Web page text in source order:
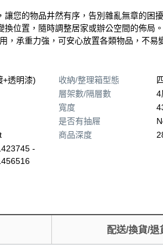
您的物品井然有序，告別雜亂無章的困擾
位置，隨時調整居家或辦公空間的佈局。
，承重力強，可安心放置各類物品，不易
+透明漆)
-
收納/整理箱型態
層架數/隔層數
4
寬度
是否有抽屜
商品深度
配送/換貨/退